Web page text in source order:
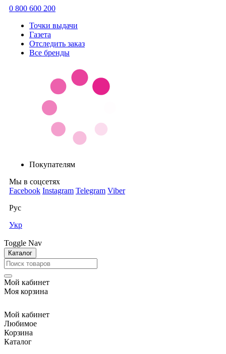
0 800 600 200
Точки выдачи
Газета
Отследить заказ
Все бренды
Покупателям
Мы в соцсетях
Facebook Instagram Telegram Viber
Рус
Укр
Toggle Nav
Каталог
Мой кабинет
Моя корзина
Мой кабинет
Любимое
Корзина
Каталог